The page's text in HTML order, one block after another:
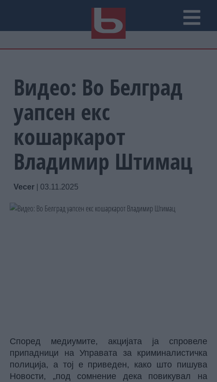
Видео: Во Белград
уапсен екс
кошаркарот
Владимир Штимац
Vecer 03.11.2025
Според медиумите, акцијата ја спровеле
припадници на Управата за криминалистичка
полиција, а тој е приведен, како што пишува
Новости, „под сомнение дека повикувал на